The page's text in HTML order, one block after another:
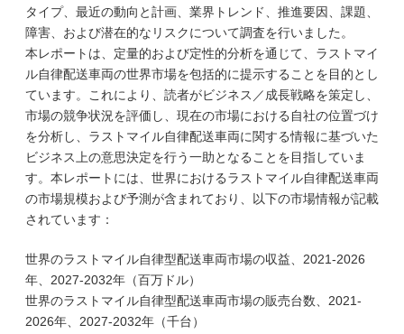
タイプ、最近の動向と計画、業界トレンド、推進要因、課題、
障害、および潜在的なリスクについて調査を行いました。
本レポートは、定量的および定性的分析を通じて、ラストマイ
ル自律配送車両の世界市場を包括的に提示することを目的とし
ています。これにより、読者がビジネス／成長戦略を策定し、
市場の競争状況を評価し、現在の市場における自社の位置づけ
を分析し、ラストマイル自律配送車両に関する情報に基づいた
ビジネス上の意思決定を行う一助となることを目指していま
す。本レポートには、世界におけるラストマイル自律配送車両
の市場規模および予測が含まれており、以下の市場情報が記載
されています：
世界のラストマイル自律型配送車両市場の収益、2021-2026
年、2027-2032年（百万ドル）
世界のラストマイル自律型配送車両市場の販売台数、2021-
2026年、2027-2032年（千台）